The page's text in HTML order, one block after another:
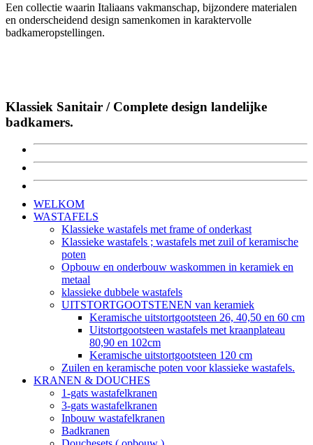
Een collectie waarin Italiaans vakmanschap, bijzondere materialen
en onderscheidend design samenkomen in karaktervolle
badkameropstellingen.
Klassiek Sanitair / Complete design landelijke
badkamers.
WELKOM
WASTAFELS
Klassieke wastafels met frame of onderkast
Klassieke wastafels ; wastafels met zuil of keramische
poten
Opbouw en onderbouw waskommen in keramiek en
metaal
klassieke dubbele wastafels
UITSTORTGOOTSTENEN van keramiek
Keramische uitstortgootsteen 26, 40,50 en 60 cm
Uitstortgootsteen wastafels met kraanplateau
80,90 en 102cm
Keramische uitstortgootsteen 120 cm
Zuilen en keramische poten voor klassieke wastafels.
KRANEN & DOUCHES
1-gats wastafelkranen
3-gats wastafelkranen
Inbouw wastafelkranen
Badkranen